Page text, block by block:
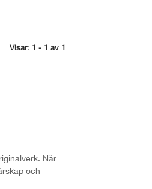
Visar: 1 - 1 av 1
När
och